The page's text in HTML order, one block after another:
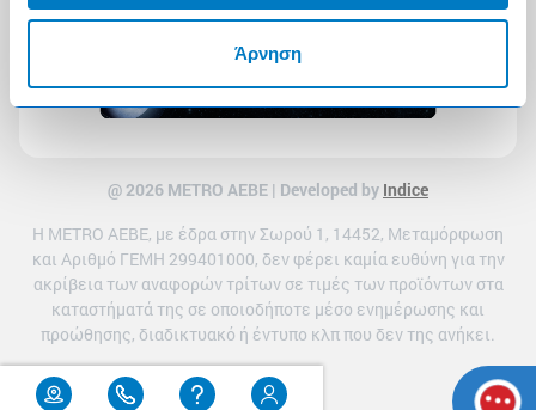
Άρνηση
@ 2026 ΜETRO AEBE | Developed by Indice
Η METRO ΑΕΒΕ, με έδρα στην Σωρού 1, 14452, Μεταμόρφωση
και Αριθμό ΓΕΜΗ 299401000, δεν φέρει καμία ευθύνη για την
ακρίβεια των αναφορών τρίτων σε τιμές των προϊόντων στα
καταστήματά της σε οποιοδήποτε μέσο ενημέρωσης και
προώθησης, διαδικτυακό ή έντυπο κλπ που δεν της ανήκει.